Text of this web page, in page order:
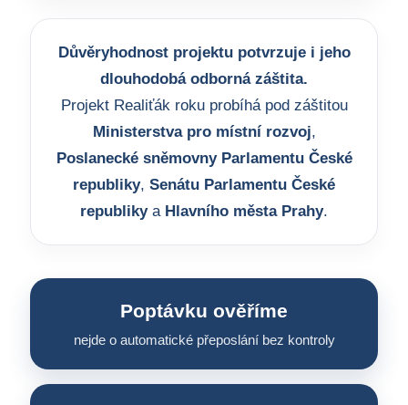
Důvěryhodnost projektu potvrzuje i jeho
dlouhodobá odborná záštita.
Projekt Realiťák roku probíhá pod záštitou
Ministerstva pro místní rozvoj,
Poslanecké sněmovny Parlamentu České
republiky, Senátu Parlamentu České
republikya Hlavního města Prahy.
Poptávku ověříme
nejde o automatické přeposlání bez kontroly